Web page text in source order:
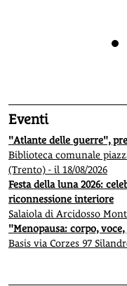
Eventi
"Atlante delle guerre",
Biblioteca comunale
(Trento) - il 18/08/2026
Festa della luna 2026:
riconnessione interiore
Salaiola di Arcidosso
"Menopausa: corpo,
Basis via Corzes 97